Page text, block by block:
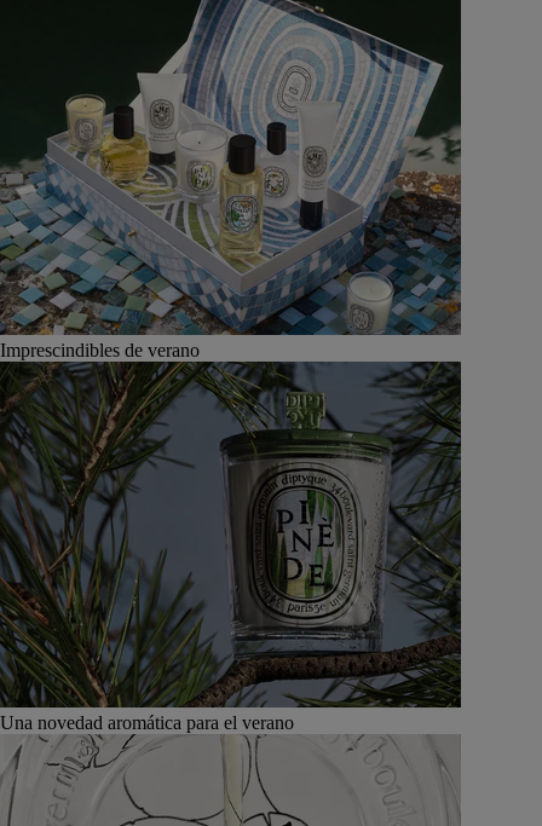
Imprescindibles de verano
Una novedad aromática para el verano